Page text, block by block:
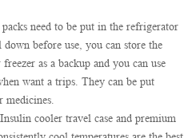
need to be put in the refrigerator
before use, you can store the
as a backup and you can use
want a trips. They can be put
cooler travel case and premium